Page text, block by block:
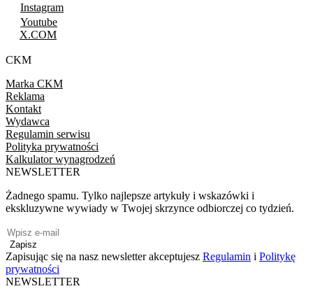
Instagram
Youtube
X.COM
CKM
Marka CKM
Reklama
Kontakt
Wydawca
Regulamin serwisu
Polityka prywatności
Kalkulator wynagrodzeń
NEWSLETTER
Żadnego spamu. Tylko najlepsze artykuły i wskazówki i
ekskluzywne wywiady w Twojej skrzynce odbiorczej co tydzień.
Zapisz
Zapisując się na nasz newsletter akceptujesz Regulamin i Politykę
prywatności
NEWSLETTER